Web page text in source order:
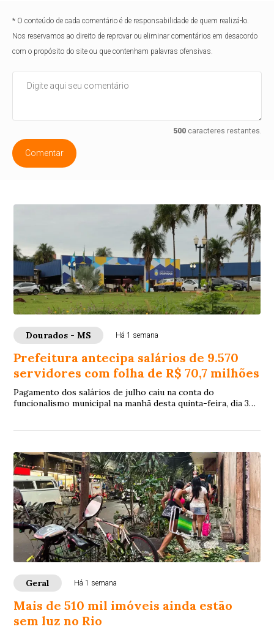
* O conteúdo de cada comentário é de responsabilidade de quem realizá-lo.
Nos reservamos ao direito de reprovar ou eliminar comentários em desacordo
com o propósito do site ou que contenham palavras ofensivas.
500caracteres restantes.
Comentar
Dourados - MS Há 1 semana
Prefeitura antecipa salários de 9.570
servidores com folha de R$ 70,7 milhões
Pagamento dos salários de julho caiu na conta do
funcionalismo municipal na manhã desta quinta-feira, dia 30
Geral Há 1 semana
Mais de 510 mil imóveis ainda estão
sem luz no Rio